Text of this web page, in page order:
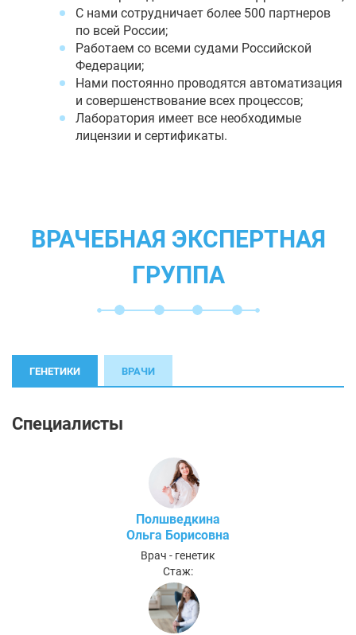
С нами сотрудничает более 500 партнеров
по всей России;
Работаем со всеми судами Российской
Федерации;
Нами постоянно проводятся автоматизация
и совершенствование всех процессов;
Лаборатория имеет все необходимые
лицензии и сертификаты.
ВРАЧЕБНАЯ ЭКСПЕРТНАЯ
ГРУППА
ГЕНЕТИКИ ВРАЧИ
Специалисты
Полшведкина
Ольга Борисовна
Врач - генетик
Стаж: